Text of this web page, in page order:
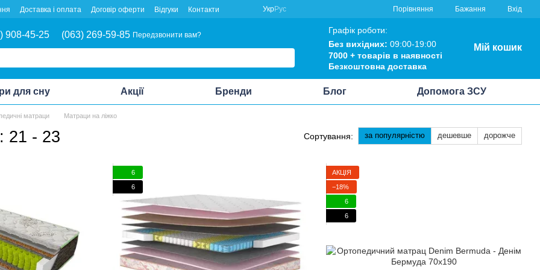
Доставка і оплата Договір оферти Відгуки Контакти УкрРус Порівняння Бажання Вхід
908-45-25 (063) 269-59-85 Передзвонити вам?
Графік роботи:
Без вихідних: 09:00-19:00
7000 + товарів в наявності
Безкоштовна доставка
Мій кошик
для сну Акції Бренди Блог Допомога ЗСУ
матраци Матраци на ліжко
21 - 23 Сортування: за популярністю дешевше дорожче
6
6
АКЦІЯ
−18%
6
6